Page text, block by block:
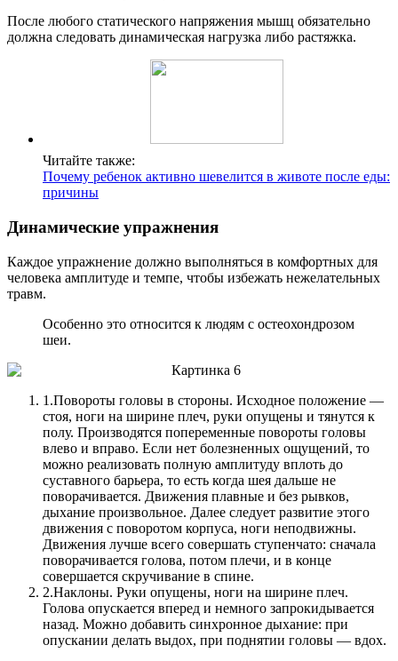
После любого статического напряжения мышц обязательно
должна следовать динамическая нагрузка либо растяжка.
Читайте также:
Почему ребенок активно шевелится в животе после еды:
причины
Динамические упражнения
Каждое упражнение должно выполняться в комфортных для
человека амплитуде и темпе, чтобы избежать нежелательных
травм.
Особенно это относится к людям с остеохондрозом
шеи.
1.Повороты головы в стороны. Исходное положение —
стоя, ноги на ширине плеч, руки опущены и тянутся к
полу. Производятся попеременные повороты головы
влево и вправо. Если нет болезненных ощущений, то
можно реализовать полную амплитуду вплоть до
суставного барьера, то есть когда шея дальше не
поворачивается. Движения плавные и без рывков,
дыхание произвольное. Далее следует развитие этого
движения с поворотом корпуса, ноги неподвижны.
Движения лучше всего совершать ступенчато: сначала
поворачивается голова, потом плечи, и в конце
совершается скручивание в спине.
2.Наклоны. Руки опущены, ноги на ширине плеч.
Голова опускается вперед и немного запрокидывается
назад. Можно добавить синхронное дыхание: при
опускании делать выдох, при поднятии головы — вдох.